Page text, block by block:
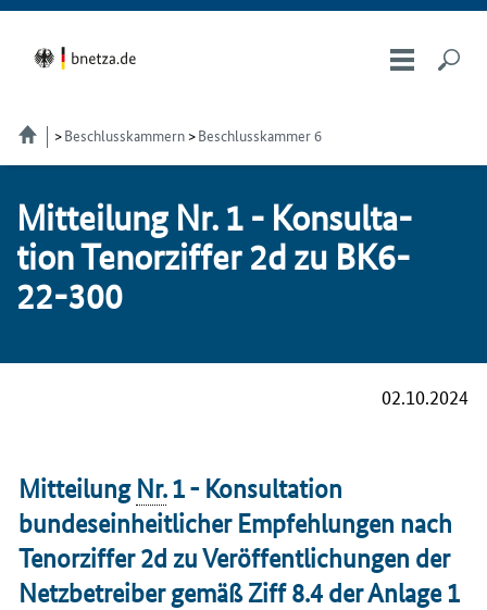
Beschlusskammern Beschlusskammer 6
Mit­tei­lung Nr. 1 - Kon­sul­ta­
ti­on Te­nor­zif­fer 2d zu BK6-
22-300
02.10.2024
Mitteilung Nr.1 - Konsultation
bundeseinheitlicher Empfehlungen nach
Tenorziffer 2d zu Veröffentlichungen der
Netzbetreiber gemäß Ziff 8.4 der Anlage 1